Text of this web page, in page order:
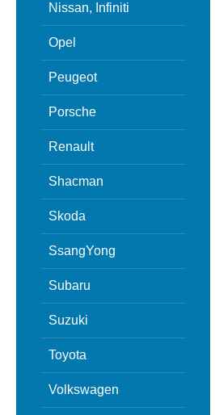
Nissan, Infiniti
Opel
Peugeot
Porsche
Renault
Shacman
Skoda
SsangYong
Subaru
Suzuki
Toyota
Volkswagen